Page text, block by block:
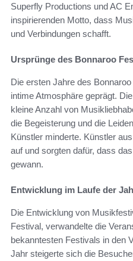
Superfly Productions und AC
inspirierenden Motto, dass
und Verbindungen schafft.
Ursprünge des Bonnaroo
Die ersten Jahre des
intime Atmosphäre geprägt.
kleine Anzahl von
die Begeisterung und die
Künstler minderte. Künstler
auf und sorgten dafür, dass
gewann.
Entwicklung im Laufe der
Die Entwicklung von
Festival, verwandelte die
bekanntesten Festivals in den
Jahr steigerte sich die